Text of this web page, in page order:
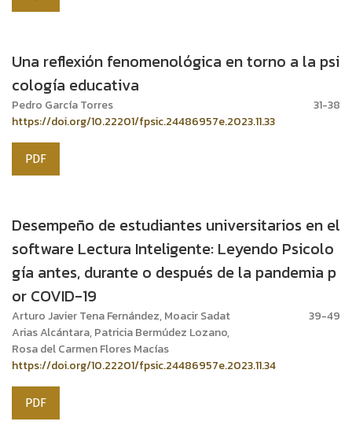
Una reflexión fenomenológica en torno a la psi
cología educativa
Pedro García Torres
31-38
https://doi.org/10.22201/fpsic.24486957e.2023.11.33
PDF
Desempeño de estudiantes universitarios en el
software Lectura Inteligente: Leyendo Psicolo
gía antes, durante o después de la pandemia p
or COVID-19
Arturo Javier Tena Fernández, Moacir Sadat
Arias Alcántara, Patricia Bermúdez Lozano,
Rosa del Carmen Flores Macías
39-49
https://doi.org/10.22201/fpsic.24486957e.2023.11.34
PDF